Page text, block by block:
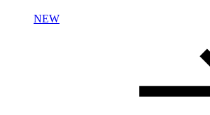
NEW